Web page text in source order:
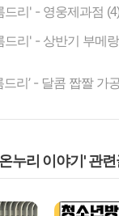
드리' - 영웅제과점 (4)
드리' - 상반기 부메랑
리’ - 달콤 짭짤 가
누리 이야기' 관련